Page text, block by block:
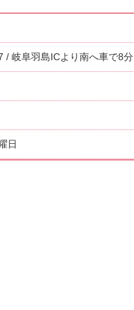
/ 岐阜羽島ICより南へ車で8分
日